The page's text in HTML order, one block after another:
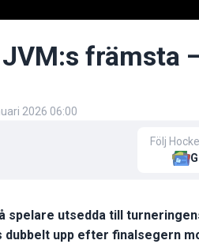
främsta
2026 06:00
Följ
spelare utsedda till
dubbelt upp efter finalsegern